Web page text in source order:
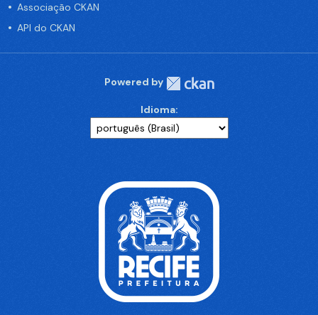
Associação CKAN
API do CKAN
Powered by
Idioma